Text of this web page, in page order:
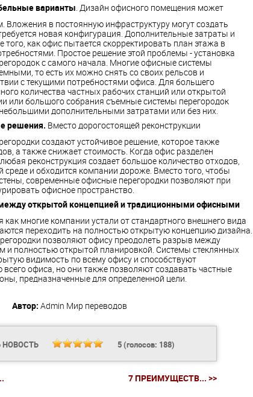
варианты. Дизайн офисного помещения может
Вложения в постоянную инфраструктуру могут создать
новая конфигурация. Дополнительные затраты и
как офис пытается скорректировать план этажа в
Простое решение этой проблемы - установка
с самого начала. Многие офисные системы
то есть их можно снять со своих рельсов и
с текущими потребностями офиса. Для большего
количества частных рабочих станций или открытой
или большого собрания съемные системы перегородок
дополнительными затратами или без них.
решения. Вместо дорогостоящей реконструкции
создают устойчивое решение, которое также
а также снижает стоимость. Когда офис разделен
реконструкция создает большое количество отходов,
и обходится компании дороже. Вместо того, чтобы
современные офисные перегородки позволяют при
офисное пространство.
открытой концепцией и традиционными офисными
как многие компании устали от стандартного внешнего вида
переходить на полностью открытую концепцию дизайна.
позволяют офису преодолеть разрыв между
полностью открытой планировкой. Системы стеклянных
видимость по всему офису и способствуют
офиса, но они также позволяют создавать частные
предназначенные для определенной цели.
Автор: Admin Мир переводов
НОВОСТЬ 5(голосов: 188)
7 ПРЕИМУЩЕСТВ... >>